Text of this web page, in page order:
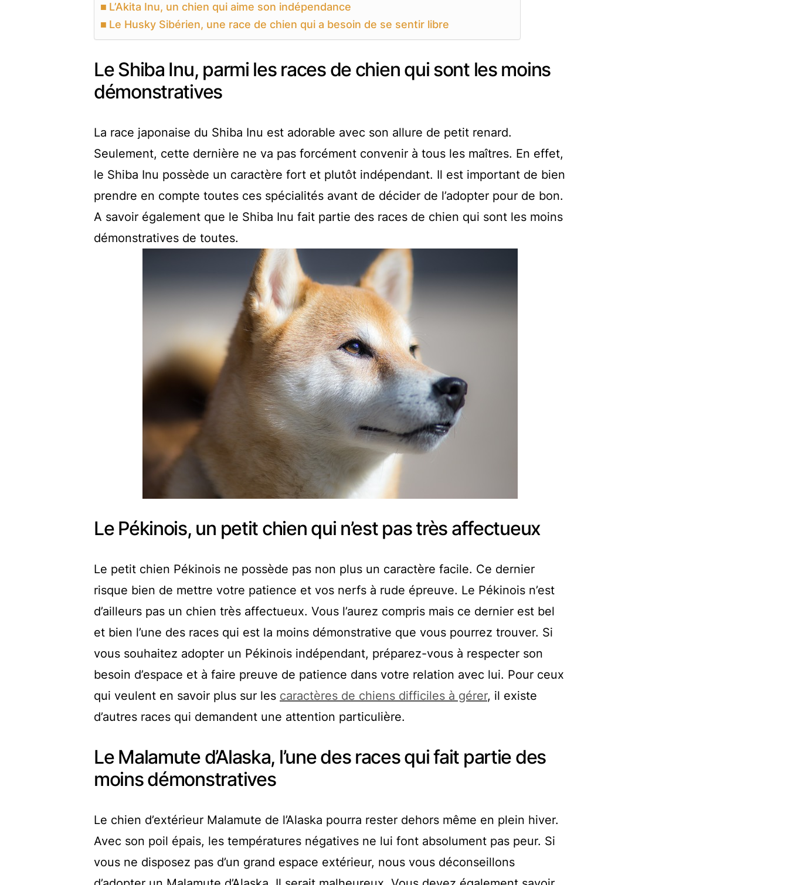
L’Akita Inu, un chien qui aime son indépendance
Le Husky Sibérien, une race de chien qui a besoin de se sentir libre
Le Shiba Inu, parmi les races de chien qui sont les moins
démonstratives
La race japonaise du Shiba Inu est adorable avec son allure de petit renard.
Seulement, cette dernière ne va pas forcément convenir à tous les maîtres. En effet,
le Shiba Inu possède un caractère fort et plutôt indépendant. Il est important de bien
prendre en compte toutes ces spécialités avant de décider de l’adopter pour de bon.
A savoir également que le Shiba Inu fait partie des races de chien qui sont les moins
démonstratives de toutes.
Le Pékinois, un petit chien qui n’est pas très affectueux
Le petit chien Pékinois ne possède pas non plus un caractère facile. Ce dernier
risque bien de mettre votre patience et vos nerfs à rude épreuve. Le Pékinois n’est
d’ailleurs pas un chien très affectueux. Vous l’aurez compris mais ce dernier est bel
et bien l’une des races qui est la moins démonstrative que vous pourrez trouver. Si
vous souhaitez adopter un Pékinois indépendant, préparez-vous à respecter son
besoin d’espace et à faire preuve de patience dans votre relation avec lui. Pour ceux
qui veulent en savoir plus sur les caractères de chiens difficiles à gérer, il existe
d’autres races qui demandent une attention particulière.
Le Malamute d’Alaska, l’une des races qui fait partie des
moins démonstratives
Le chien d’extérieur Malamute de l’Alaska pourra rester dehors même en plein hiver.
Avec son poil épais, les températures négatives ne lui font absolument pas peur. Si
vous ne disposez pas d’un grand espace extérieur, nous vous déconseillons